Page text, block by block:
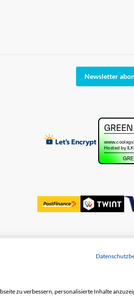
Newsletter
zu verbessern, personalisierte Inhalte